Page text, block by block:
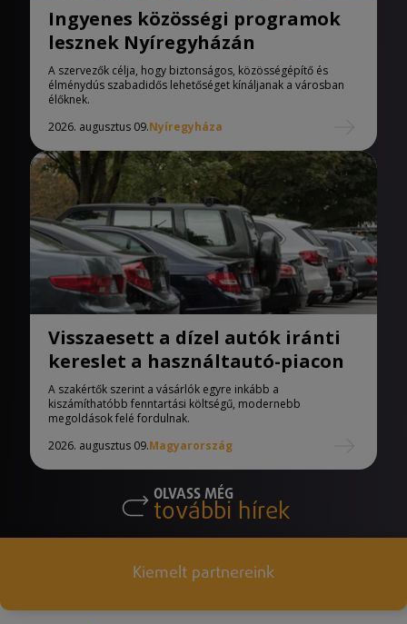
Ingyenes közösségi programok
lesznek Nyíregyházán
A szervezők célja, hogy biztonságos, közösségépítő és
élménydús szabadidős lehetőséget kínáljanak a városban
élőknek.
2026. augusztus 09.Nyíregyháza
Visszaesett a dízel autók iránti
kereslet a használtautó-piacon
A szakértők szerint a vásárlók egyre inkább a
kiszámíthatóbb fenntartási költségű, modernebb
megoldások felé fordulnak.
2026. augusztus 09.Magyarország
OLVASS MÉG
további hírek
Kiemelt partnereink